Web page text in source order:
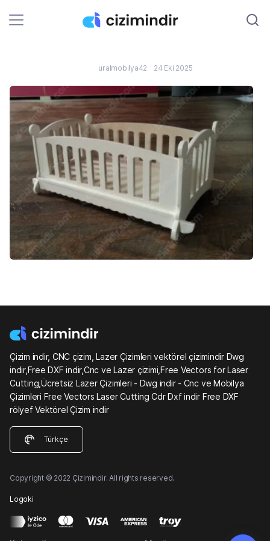
uralmobilya42 24 Eki 2025
Çizim indir, CNC çizim, Lazer Çizimleri vektörel çizimindir Dwg
indir,Free DXF indir,Cnc ve Lazer çizimi,Free Vectors for Laser
Cutting,Ücretsiz Lazer Çizimleri - Dwg indir - Cnc ve Mobilya
Çizimleri Free Vectors Laser Cutting Cdr Dxf indir Free DXF
rölyef Vektörel Çizim indir
Türkçe
Copyright © 2022 Çizimindir. All rights reserved.
Logoki